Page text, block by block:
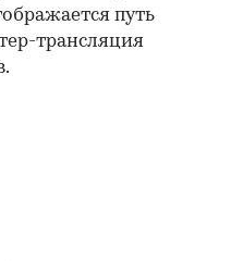
путь
трансляция